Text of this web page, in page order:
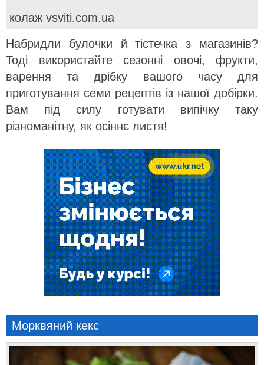
колаж vsviti.com.ua
Набридли булочки й тістечка з магазинів?
Тоді використайте сезонні овочі, фрукти,
варення та дрібку вашого часу для
приготування семи рецептів із нашої добірки.
Вам під силу готувати випічку таку
різноманітну, як осіннє листя!
Морквяний кекс